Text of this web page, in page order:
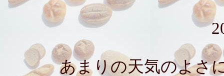
あまりの天気のよさ